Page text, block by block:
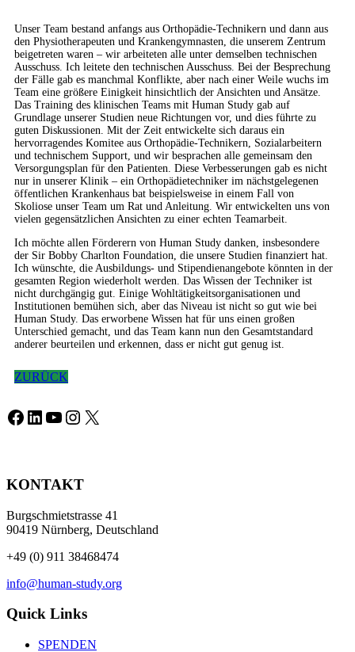
Unser Team bestand anfangs aus Orthopädie-Technikern und dann aus
den Physiotherapeuten und Krankengymnasten, die unserem Zentrum
beigetreten waren – wir arbeiteten alle unter demselben technischen
Ausschuss. Ich leitete den technischen Ausschuss. Bei der Besprechung
der Fälle gab es manchmal Konflikte, aber nach einer Weile wuchs im
Team eine größere Einigkeit hinsichtlich der Ansichten und Ansätze.
Das Training des klinischen Teams mit Human Study gab auf
Grundlage unserer Studien neue Richtungen vor, und dies führte zu
guten Diskussionen. Mit der Zeit entwickelte sich daraus ein
hervorragendes Komitee aus Orthopädie-Technikern, Sozialarbeitern
und technischem Support, und wir besprachen alle gemeinsam den
Versorgungsplan für den Patienten. Diese Verbesserungen gab es nicht
nur in unserer Klinik – ein Orthopädietechniker im nächstgelegenen
öffentlichen Krankenhaus bat beispielsweise in einem Fall von
Skoliose unser Team um Rat und Anleitung. Wir entwickelten uns von
vielen gegensätzlichen Ansichten zu einer echten Teamarbeit.
Ich möchte allen Förderern von Human Study danken, insbesondere
der Sir Bobby Charlton Foundation, die unsere Studien finanziert hat.
Ich wünschte, die Ausbildungs- und Stipendienangebote könnten in der
gesamten Region wiederholt werden. Das Wissen der Techniker ist
nicht durchgängig gut. Einige Wohltätigkeitsorganisationen und
Institutionen bemühen sich, aber das Niveau ist nicht so gut wie bei
Human Study. Das erworbene Wissen hat für uns einen großen
Unterschied gemacht, und das Team kann nun den Gesamtstandard
anderer beurteilen und erkennen, dass er nicht gut genug ist.
ZURÜCK
Facebook
LinkedIn
YouTube
Instagram
X
KONTAKT
Burgschmietstrasse 41
90419 Nürnberg, Deutschland
+49 (0) 911 38468474
info@human-study.org
Quick Links
SPENDEN